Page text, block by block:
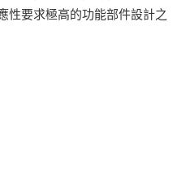
性要求極高的功能部件設計之